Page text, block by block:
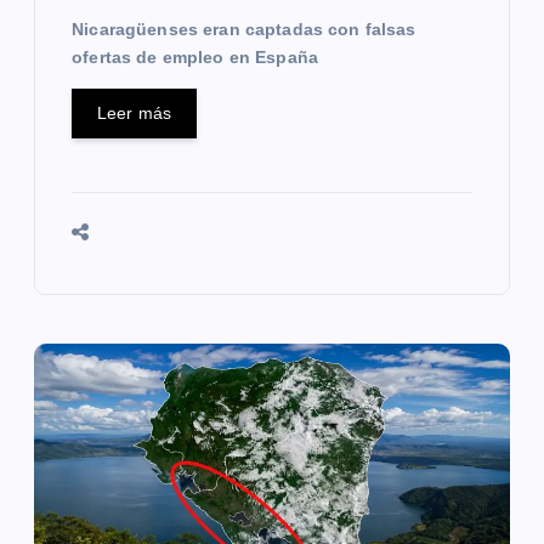
Nicaragüenses eran captadas con falsas
ofertas de empleo en España
Leer más